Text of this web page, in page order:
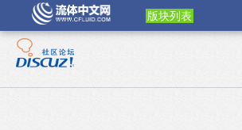
版块列表